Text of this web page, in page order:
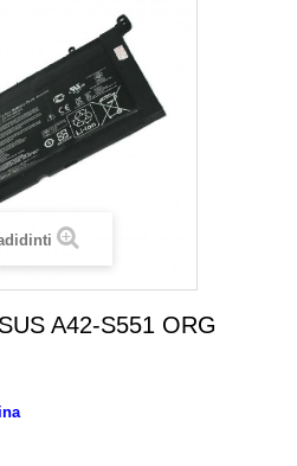
A42-S551 ORG